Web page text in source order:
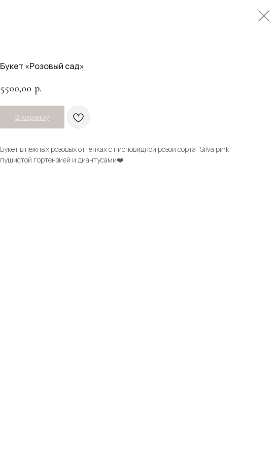
Букет «Розовый сад»
5500,00 р.
В корзину
Букет в нежных розовых оттенках с пионовидной розой сорта “Silva pink”,
пушистой гортензией и диантусами❤️